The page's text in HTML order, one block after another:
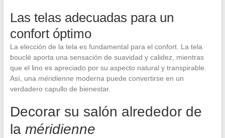
Las telas adecuadas para un
confort óptimo
La elección de la tela es fundamental para el confort. La tela
bouclé aporta una sensación de suavidad y calidez, mientras
que el lino es apreciado por su aspecto natural y transpirable.
Así, una méridiennemoderna puede convertirse en un
verdadero capullo de bienestar.
Decorar su salón alrededor de
la méridienne